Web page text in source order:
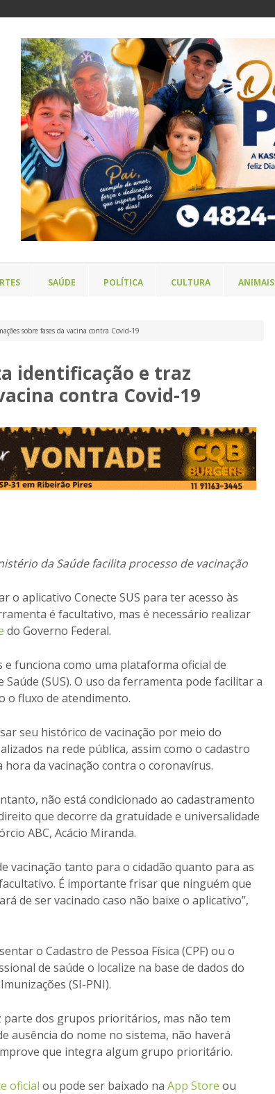
SAÚDE POLÍTICA CULTURA ANIMAIS
sobre fases da vacina contra Covid-19
identificação e traz
contra Covid-19
da Saúde facilita processo de vacinação
o aplicativo Conecte SUS para ter acesso às
é facultativo, mas é necessário realizar
do Governo Federal.
e funciona como uma plataforma oficial de
(SUS). O uso da ferramenta pode facilitar a
o fluxo de atendimento.
seu histórico de vacinação por meio do
na rede pública, assim como o cadastro
da vacinação contra o coronavírus.
não está condicionado ao cadastramento
que decorre da gratuidade e universalidade
ABC, Acácio Miranda.
vacinação tanto para o cidadão quanto para as
É importante frisar que ninguém que
de ser vacinado caso não baixe o aplicativo”,
o Cadastro de Pessoa Física (CPF) ou o
de saúde o localize na base de dados do
(SI-PNI).
parte dos grupos prioritários, mas não tem
ausência do nome no sistema, não haverá
que integra algum grupo prioritário.
oficial ou pode ser baixado na App Store ou